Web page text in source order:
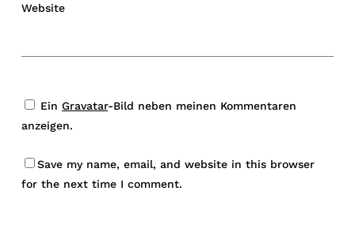
Website
Ein Gravatar-Bild neben meinen Kommentaren
anzeigen.
Save my name, email, and website in this browser
for the next time I comment.